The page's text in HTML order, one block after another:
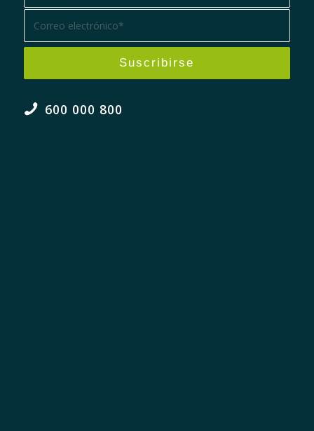
600 000 800